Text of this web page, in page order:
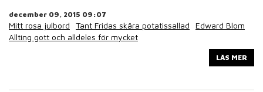
december 09, 2015 09:07
Mitt rosa julbord Tant Fridas skära potatissallad
Edward Blom
Allting gott och alldeles för mycket
LÄS MER